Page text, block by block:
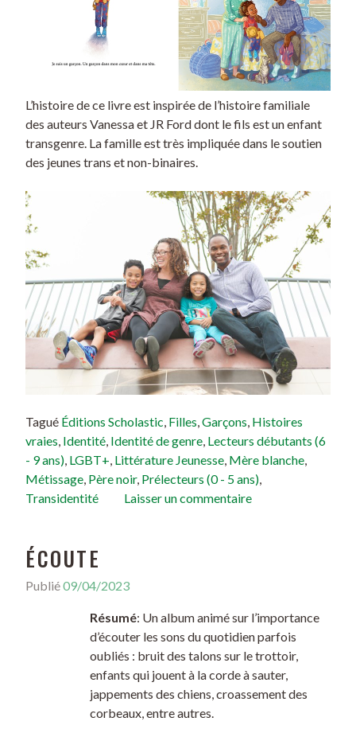
L’histoire de ce livre est inspirée de l’histoire familiale
des auteurs Vanessa et JR Ford dont le fils est un enfant
transgenre. La famille est très impliquée dans le soutien
des jeunes trans et non-binaires.
Tagué Éditions Scholastic Filles Garçons Histoires
vraies Identité Identité de genre Lecteurs débutants (6
- 9 ans) LGBT+ Littérature Jeunesse Mère blanche
Métissage Père noir, Prélecteurs (0 - 5 ans)
Transidentité
Laisser un commentaire
ÉCOUTE
Publié09/04/2023
Résumé: Un album animé sur l’importance
d’écouter les sons du quotidien parfois
oubliés : bruit des talons sur le trottoir,
enfants qui jouent à la corde à sauter,
jappements des chiens, croassement des
corbeaux, entre autres.